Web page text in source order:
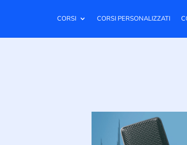
CORSI CORSI PERSONALIZZATI